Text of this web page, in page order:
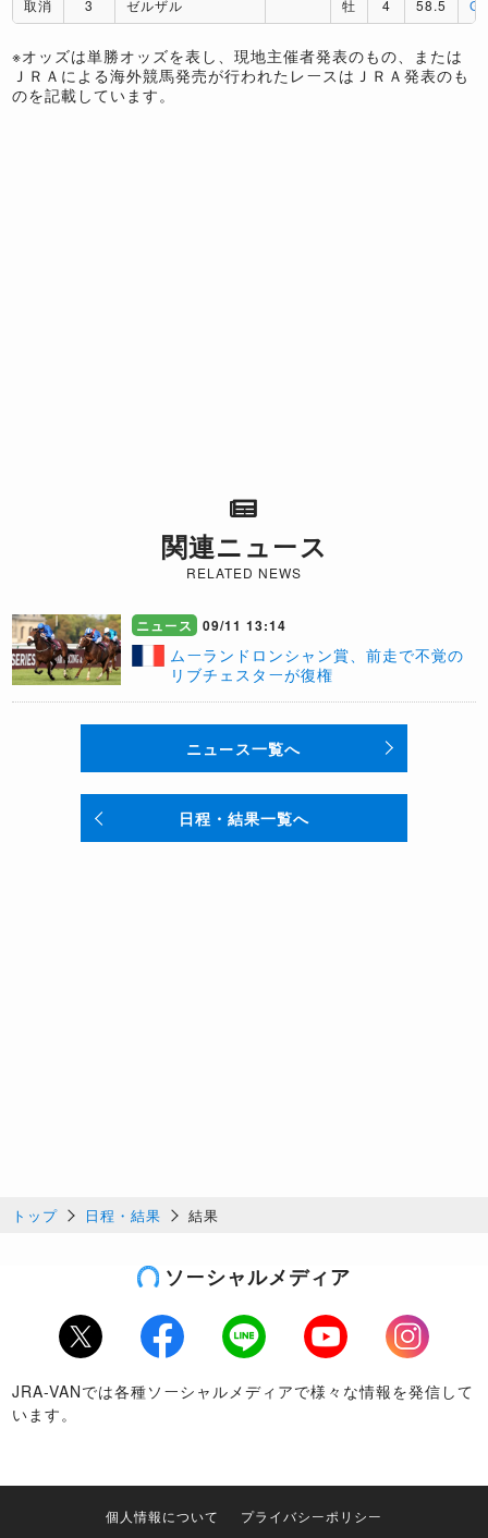
取消
3 ゼルザル 牡 4 58.5 G
※オッズは単勝オッズを表し、現地主催者発表のもの、または
ＪＲＡによる海外競馬発売が行われたレースはＪＲＡ発表のも
のを記載しています。
関連ニュース
RELATED NEWS
ニュース 09/11 13:14
​ムーランドロンシャン賞、前走で不覚の
リブチェスターが復権
ニュース一覧へ
日程・結果一覧へ
トップ 日程・結果 結果
ソーシャルメディア
Twitter Facebook LINE Youtube
Instagram
JRA-VANでは各種ソーシャルメディアで様々な情報を発信して
います。
個人情報について プライバシーポリシー